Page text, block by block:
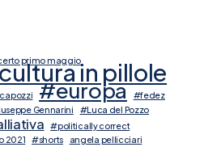
primo maggioin pillole
#europa #fedez
Gennarini #Luca del Pozzo
#politically correct
2021 #shorts
angela pellicciari